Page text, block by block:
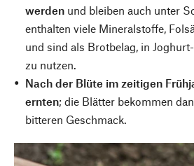
werden und bleiben auch unter
enthalten viele Mineralstoffe,
und sind als Brotbelag, in
zu nutzen.
Nach der Blüte im zeitigen
ernten; die Blätter bekommen
bitteren Geschmack.